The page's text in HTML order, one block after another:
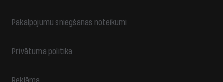
Pakalpojumu sniegšanas noteikumi
Privātuma politika
Reklāma